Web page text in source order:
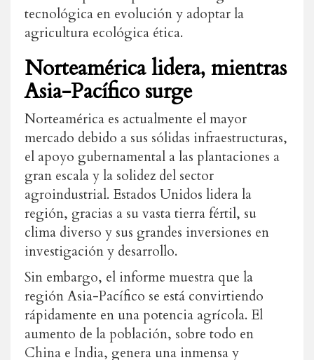
tecnológica en evolución y adoptar la
agricultura ecológica ética.
Norteamérica lidera, mientras
Asia-Pacífico surge
Norteamérica es actualmente el mayor
mercado debido a sus sólidas infraestructuras,
el apoyo gubernamental a las plantaciones a
gran escala y la solidez del sector
agroindustrial. Estados Unidos lidera la
región, gracias a su vasta tierra fértil, su
clima diverso y sus grandes inversiones en
investigación y desarrollo.
Sin embargo, el informe muestra que la
región Asia-Pacífico se está convirtiendo
rápidamente en una potencia agrícola. El
aumento de la población, sobre todo en
China e India, genera una inmensa y